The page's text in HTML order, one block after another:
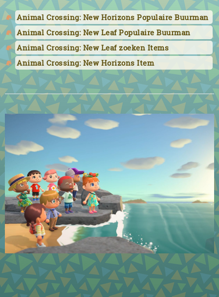
Animal Crossing: New Horizons Populaire Buurman
Animal Crossing: New Leaf Populaire Buurman
Animal Crossing: New Leaf zoeken Items
Animal Crossing: New Horizons Item